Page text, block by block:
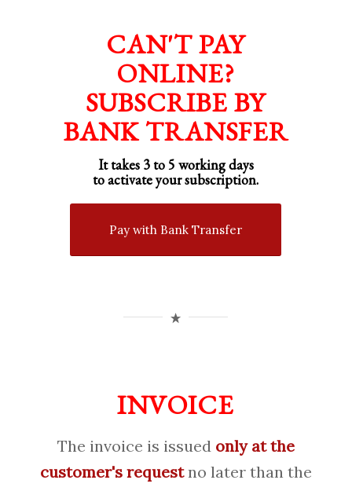
CAN'T PAY
ONLINE?
SUBSCRIBE BY
BANK TRANSFER
It takes 3 to 5 working days
to activate your subscription.
Pay with Bank Transfer
INVOICE
The invoice is issued only at the
customer's requestno later than the